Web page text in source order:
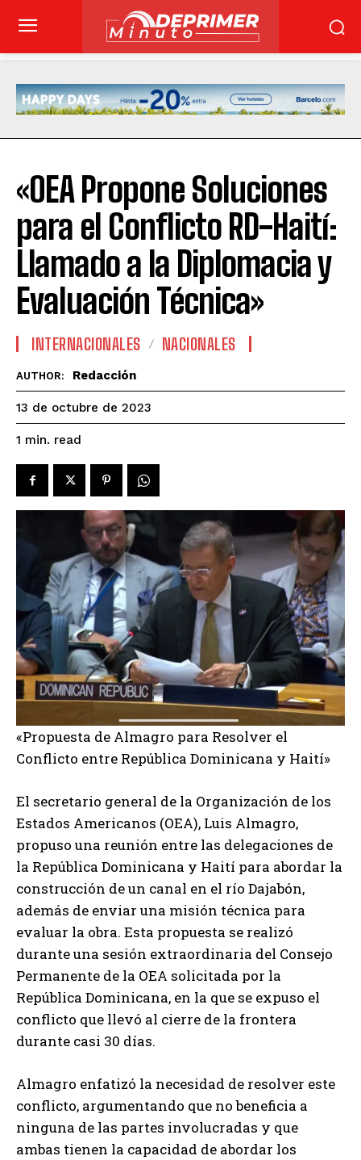
«OEA Propone Soluciones
para el Conflicto RD-Haití:
Llamado a la Diplomacia y
Evaluación Técnica»
INTERNACIONALES NACIONALES
AUTHOR: Redacción
13 de octubre de 2023
1 min. read
«Propuesta de Almagro para Resolver el
Conflicto entre República Dominicana y Haití»
El secretario general de la Organización de los
Estados Americanos (OEA), Luis Almagro,
propuso una reunión entre las delegaciones de
la República Dominicana y Haití para abordar la
construcción de un canal en el río Dajabón,
además de enviar una misión técnica para
evaluar la obra. Esta propuesta se realizó
durante una sesión extraordinaria del Consejo
Permanente de la OEA solicitada por la
República Dominicana, en la que se expuso el
conflicto que llevó al cierre de la frontera
durante casi 30 días.
Almagro enfatizó la necesidad de resolver este
conflicto, argumentando que no beneficia a
ninguna de las partes involucradas y que
ambas tienen la capacidad de abordar los